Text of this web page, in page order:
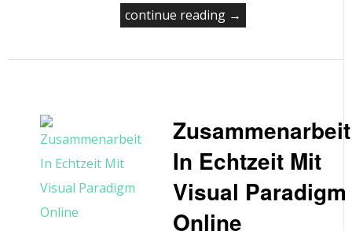
continue reading →
Zusammenarbeit
In Echtzeit Mit
Visual Paradigm
Online